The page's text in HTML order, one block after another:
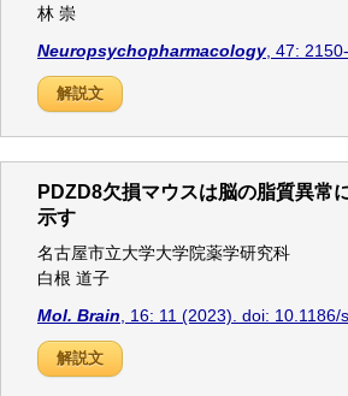
林 崇
Neuropsychopharmacology, 47:
解説文
PDZD8欠損マウスは脳の脂質異常
示す
名古屋市立大学大学院薬学研究科
白根 道子
Mol. Brain , 16: 11 (2023). doi:
解説文